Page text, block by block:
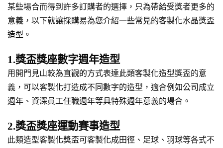
某些場合而得到許多訂購者的選擇，只為帶給受獎者更多的
意義，以下就讓採購易為您介紹一些常見的客製化水晶獎盃
造型。
1.獎盃獎座數字週年造型
用開門見山較為直觀的方式表達此類客製化造型獎盃的意
義，可以客製化打造成不同數字的造型，適合例如公司成立
週年、資深員工任職週年等具特殊週年意義的場合。
2.獎盃獎座運動賽事造型
此類造型客製化獎盃可客製化成田徑、足球、羽球等各式不